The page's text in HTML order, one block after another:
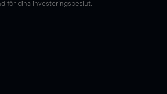
för dina investeringsbeslut.